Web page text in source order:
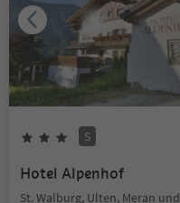
S
Hotel Alpenhof
St. Walburg, Ulten, Meran und